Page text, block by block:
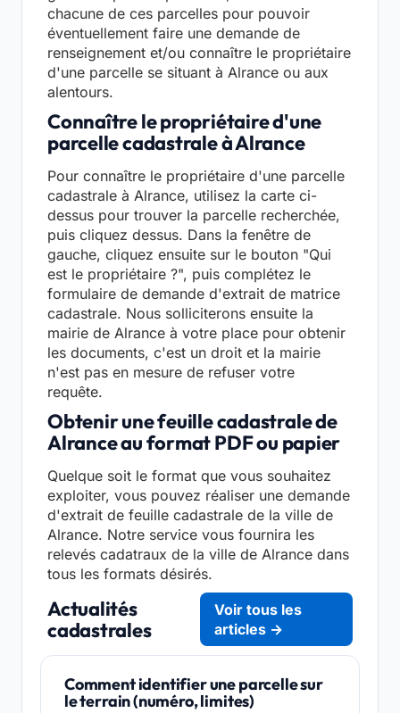
chacune de ces parcelles pour pouvoir
éventuellement faire une demande de
renseignement et/ou connaître le propriétaire
d'une parcelle se situant à Alrance ou aux
alentours.
Connaître le propriétaire d'une
parcelle cadastrale à Alrance
Pour connaître le propriétaire d'une parcelle
cadastrale à Alrance, utilisez la carte ci-
dessus pour trouver la parcelle recherchée,
puis cliquez dessus. Dans la fenêtre de
gauche, cliquez ensuite sur le bouton "Qui
est le propriétaire ?", puis complétez le
formulaire de demande d'extrait de matrice
cadastrale. Nous solliciterons ensuite la
mairie de Alrance à votre place pour obtenir
les documents, c'est un droit et la mairie
n'est pas en mesure de refuser votre
requête.
Obtenir une feuille cadastrale de
Alrance au format PDF ou papier
Quelque soit le format que vous souhaitez
exploiter, vous pouvez réaliser une demande
d'extrait de feuille cadastrale de la ville de
Alrance. Notre service vous fournira les
relevés cadatraux de la ville de Alrance dans
tous les formats désirés.
Actualités
cadastrales
Voir tous les
articles →
Comment identifier une parcelle sur
le terrain (numéro, limites)